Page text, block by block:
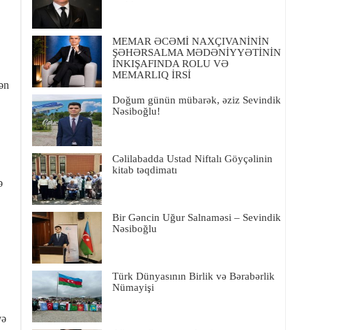
MEMAR ƏCƏMİ NAXÇIVANİNİN
ŞƏHƏRSALMA MƏDƏNİYYƏTİNİN
İNKIŞAFINDA ROLU VƏ
MEMARLIQ İRSİ
Doğum günün mübarək, əziz Sevindik
Nəsiboğlu!
Cəlilabadda Ustad Niftalı Göyçəlinin
kitab təqdimatı
Bir Gəncin Uğur Salnaməsi – Sevindik
Nəsiboğlu
Türk Dünyasının Birlik və Bərabərlik
Nümayişi